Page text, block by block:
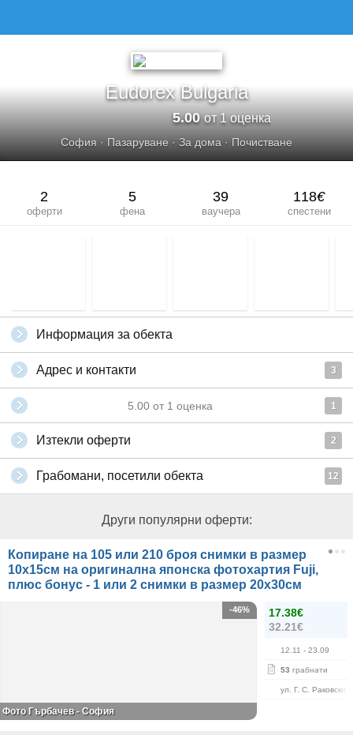
Eudorex Bulgaria
5.00от 1 оценка
София · Пазаруване · За дома · Почистване
2
оферти
5
фена
39
ваучера
118€
спестени
Информация за обекта
Адрес и контакти 3
5.00 от 1 оценка 1
Изтекли оферти 2
Грабомани, посетили обекта 12
Други популярни оферти:
Копиране на 105 или 210 броя снимки в размер
10х15см на оригинална японска фотохартия Fuji,
плюс бонус - 1 или 2 снимки в размер 20х30см
17.38€
32.21€
12.11 - 23.09
53 грабнати
ул. Г. С. Раковски
-46%
Фото Гърбачев - София